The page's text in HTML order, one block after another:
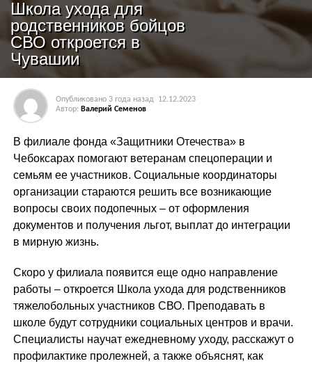
Школа ухода для
родственников бойцов
СВО откроется в
Чувашии
Опубликовано 3 года назад
12.12.2023
Автор: Валерий Семенов
В филиале фонда «Защитники Отечества» в
Чебоксарах помогают ветеранам спецоперации и
семьям ее участников. Социальные координаторы
организации стараются решить все возникающие
вопросы своих подопечных – от оформления
документов и получения льгот, выплат до интеграции
в мирную жизнь.
Скоро у филиала появится еще одно направление
работы – откроется Школа ухода для родственников
тяжелобольных участников СВО. Преподавать в
школе будут сотрудники социальных центров и врачи.
Специалисты научат ежедневному уходу, расскажут о
профилактике пролежней, а также объяснят, как